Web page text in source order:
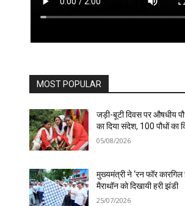
MOST POPULAR
जड़ी-बूटी दिवस पर औषधीय
का दिया संदेश, 100 पौधों का
05/08/2026
मुख्यमंत्री ने ‘रन फॉर कारगिल
मैराथॉन को दिखायी हरी झंडी
25/07/2026